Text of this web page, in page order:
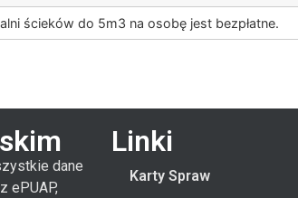
ścieków do 5m3 na osobę jest bezpłatne.
dane
ePUAP,
Linki
Karty Spraw